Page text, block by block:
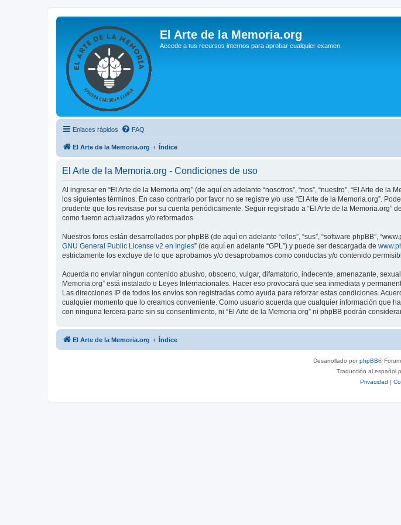
El Arte de la Memoria.org
Accede a tus recursos internos para aprobar cualquier examen
Enlaces rápidos FAQ
El Arte de la Memoria.org Índice
El Arte de la Memoria.org - Condiciones de uso
Al ingresar en “El Arte de la Memoria.org” (de aquí en adelante “nosotros”, “nos”, “nuestro”, “El Arte de
los siguientes términos. En caso contrario por favor no se registre y/o use “El Arte de la Memoria.org”.
prudente que los revisase por su cuenta periódicamente. Seguir registrado a “El Arte de la
como fueron actualizados y/o reformados.
Nuestros foros están desarrollados por phpBB (de aquí en adelante “ellos”, “sus”, “software phpBB”,
GNU General Public License v2 en Ingles” (de aquí en adelante “GPL”) y puede ser descargada de
estrictamente los excluye de lo que aprobamos y/o desaprobamos como conductas y/o contenido
Acuerda no enviar ningun contenido abusivo, obsceno, vulgar, difamatorio, indecente, amenazante,
Memoria.org” está instalado o Leyes Internacionales. Hacer eso provocará que sea inmediata y
Las direcciones IP de todos los envíos son registradas como ayuda para reforzar estas condiciones.
cualquier momento que lo creamos conveniente. Como usuario acuerda que cualquier información que
con ninguna tercera parte sin su consentimiento, ni “El Arte de la Memoria.org” ni phpBB podrán
El Arte de la Memoria.org Índice
Desarrollado porphpBB®
Traducción al español
Privacidad |